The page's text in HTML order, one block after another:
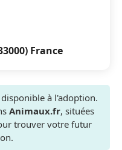
France
à l'adoption.
Animaux.fr, situées
trouver votre futur